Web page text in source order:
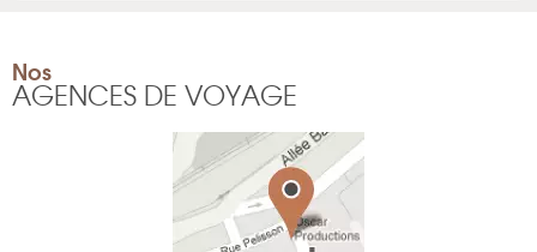
Nos
AGENCES DE VOYAGE